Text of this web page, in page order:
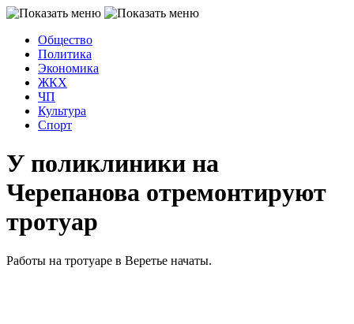
Общество
Политика
Экономика
ЖКХ
ЧП
Культура
Спорт
У поликлиники на
Черепанова отремонтируют
тротуар
Работы на тротуаре в Веретье начаты.